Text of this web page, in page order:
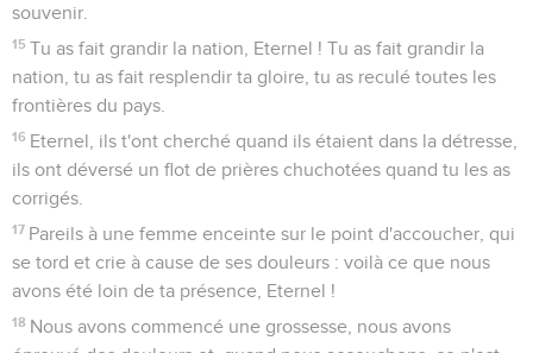
souvenir.
15 Tu as fait grandir la nation, Eternel ! Tu as fait grandir la
nation, tu as fait resplendir ta gloire, tu as reculé toutes les
frontières du pays.
16 Eternel, ils t'ont cherché quand ils étaient dans la détresse,
ils ont déversé un flot de prières chuchotées quand tu les as
corrigés.
17 Pareils à une femme enceinte sur le point d'accoucher, qui
se tord et crie à cause de ses douleurs : voilà ce que nous
avons été loin de ta présence, Eternel !
18 Nous avons commencé une grossesse, nous avons